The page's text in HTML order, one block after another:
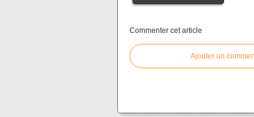
Commenter cet article
Ajouter un